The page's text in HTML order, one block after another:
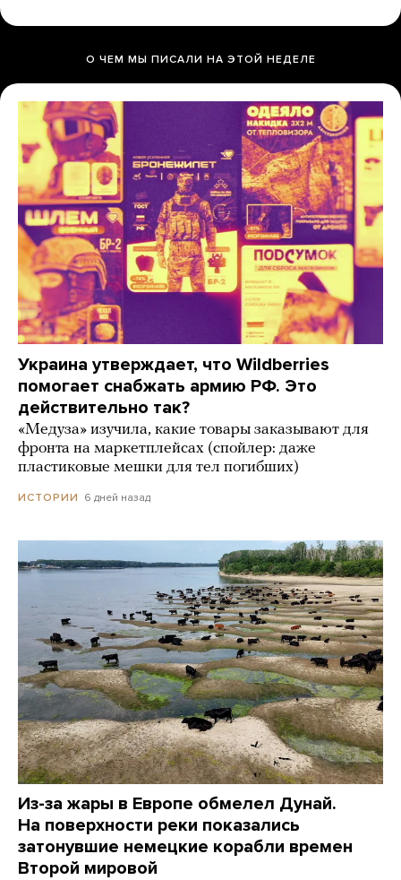
О ЧЕМ МЫ ПИСАЛИ НА ЭТОЙ НЕДЕЛЕ
Украина утверждает, что Wildberries
помогает снабжать армию РФ. Это
действительно так?
«Медуза» изучила, какие товары заказывают для
фронта на маркетплейсах (спойлер: даже
пластиковые мешки для тел погибших)
ИСТОРИИ 6 дней назад
Из-за жары в Европе обмелел Дунай.
На поверхности реки показались
затонувшие немецкие корабли времен
Второй мировой